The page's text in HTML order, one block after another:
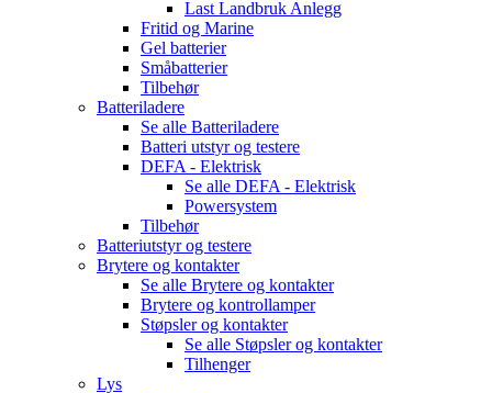
Last Landbruk Anlegg
Fritid og Marine
Gel batterier
Småbatterier
Tilbehør
Batteriladere
Se alle Batteriladere
Batteri utstyr og testere
DEFA - Elektrisk
Se alle DEFA - Elektrisk
Powersystem
Tilbehør
Batteriutstyr og testere
Brytere og kontakter
Se alle Brytere og kontakter
Brytere og kontrollamper
Støpsler og kontakter
Se alle Støpsler og kontakter
Tilhenger
Lys